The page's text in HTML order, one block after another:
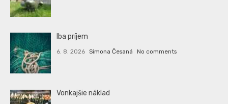
Iba príjem
6. 8. 2026 Simona Česaná No comments
Vonkajšie náklad